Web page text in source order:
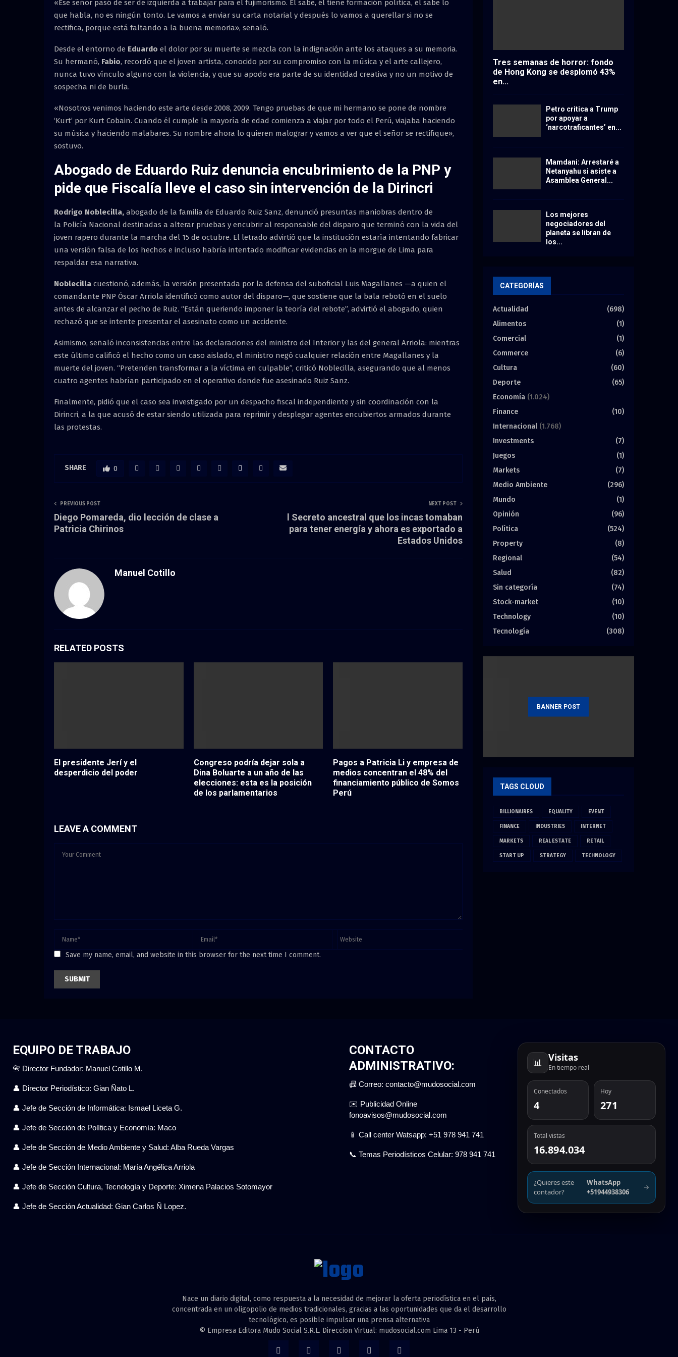
«Ese señor pasó de ser de izquierda a trabajar para el fujimorismo. Él sabe, él tiene formación política, él sabe lo
que habla, no es ningún tonto. Le vamos a enviar su carta notarial y después lo vamos a querellar si no se
rectifica, porque está faltando a la buena memoria», señaló.
Desde el entorno de Eduardo el dolor por su muerte se mezcla con la indignación ante los ataques a su memoria.
Su hermanó, Fabio, recordó que el joven artista, conocido por su compromiso con la música y el arte callejero,
nunca tuvo vínculo alguno con la violencia, y que su apodo era parte de su identidad creativa y no un motivo de
sospecha ni de burla.
«Nosotros venimos haciendo este arte desde 2008, 2009. Tengo pruebas de que mi hermano se pone de nombre
‘Kurt’ por Kurt Cobain. Cuando él cumple la mayoría de edad comienza a viajar por todo el Perú, viajaba haciendo
su música y haciendo malabares. Su nombre ahora lo quieren malograr y vamos a ver que el señor se rectifique»,
sostuvo.
Abogado de Eduardo Ruiz denuncia encubrimiento de la PNP y
pide que Fiscalía lleve el caso sin intervención de la Dirincri
Rodrigo Noblecilla, abogado de la familia de Eduardo Ruiz Sanz, denunció presuntas maniobras dentro de
la Policía Nacional destinadas a alterar pruebas y encubrir al responsable del disparo que terminó con la vida del
joven rapero durante la marcha del 15 de octubre. El letrado advirtió que la institución estaría intentando fabricar
una versión falsa de los hechos e incluso habría intentado modificar evidencias en la morgue de Lima para
respaldar esa narrativa.
Noblecilla cuestionó, además, la versión presentada por la defensa del suboficial Luis Magallanes —a quien el
comandante PNP Óscar Arriola identificó como autor del disparo—, que sostiene que la bala rebotó en el suelo
antes de alcanzar el pecho de Ruiz. “Están queriendo imponer la teoría del rebote”, advirtió el abogado, quien
rechazó que se intente presentar el asesinato como un accidente.
Asimismo, señaló inconsistencias entre las declaraciones del ministro del Interior y las del general Arriola: mientras
este último calificó el hecho como un caso aislado, el ministro negó cualquier relación entre Magallanes y la
muerte del joven. “Pretenden transformar a la víctima en culpable”, criticó Noblecilla, asegurando que al menos
cuatro agentes habrían participado en el operativo donde fue asesinado Ruiz Sanz.
Finalmente, pidió que el caso sea investigado por un despacho fiscal independiente y sin coordinación con la
Dirincri, a la que acusó de estar siendo utilizada para reprimir y desplegar agentes encubiertos armados durante
las protestas.
SHARE 0
PREVIOUS POST
Diego Pomareda, dio lección de clase a
Patricia Chirinos
NEXT POST
l Secreto ancestral que los incas tomaban
para tener energía y ahora es exportado a
Estados Unidos
Manuel Cotillo
RELATED POSTS
El presidente Jerí y el
desperdicio del poder
Congreso podría dejar sola a
Dina Boluarte a un año de las
elecciones: esta es la posición
de los parlamentarios
Pagos a Patricia Li y empresa de
medios concentran el 48% del
financiamiento público de Somos
Perú
LEAVE A COMMENT
Save my name, email, and website in this browser for the next time I comment.
Tres semanas de horror: fondo
de Hong Kong se desplomó 43%
en...
Petro critica a Trump
por apoyar a
‘narcotraficantes’ en...
Mamdani: Arrestaré a
Netanyahu si asiste a
Asamblea General...
Los mejores
negociadores del
planeta se libran de
los...
CATEGORÍAS
Actualidad
(698)
Alimentos
(1)
Comercial
(1)
Commerce
(6)
Cultura
(60)
Deporte
(65)
Economía (1.024)
Finance
(10)
Internacional (1.768)
Investments
(7)
Juegos
(1)
Markets
(7)
Medio Ambiente
(296)
Mundo
(1)
Opinión
(96)
Política
(524)
Property
(8)
Regional
(54)
Salud
(82)
Sin categoría
(74)
Stock-market
(10)
Technology
(10)
Tecnología
(308)
BANNER POST
TAGS CLOUD
BILLIONAIRES EQUALITY EVENT
FINANCE INDUSTRIES INTERNET
MARKETS REAL ESTATE RETAIL
START UP STRATEGY TECHNOLOGY
EQUIPO DE TRABAJO
📇 Director Fundador: Manuel Cotillo M.
👤 Director Periodístico: Gian Ñato L.
👤 Jefe de Sección de Informática: Ismael Liceta G.
👤 Jefe de Sección de Política y Economía: Maco
👤 Jefe de Sección de Medio Ambiente y Salud: Alba Rueda Vargas
👤 Jefe de Sección Internacional: María Angélica Arriola
👤 Jefe de Sección Cultura, Tecnología y Deporte: Ximena Palacios Sotomayor
👤 Jefe de Sección Actualidad: Gian Carlos Ñ Lopez.
CONTACTO
ADMINISTRATIVO:
📠 Correo: contacto@mudosocial.com
✉️ Publicidad Online
fonoavisos@mudosocial.com
📱 Call center Watsapp: +51 978 941 741
📞 Temas Periodísticos Celular: 978 941 741
📊 Visitas
En tiempo real
Conectados
4
Hoy
271
Total vistas
16.894.034
¿Quieres este
contador?
WhatsApp
+51944938306
→
Nace un diario digital, como respuesta a la necesidad de mejorar la oferta periodística en el país,
concentrada en un oligopolio de medios tradicionales, gracias a las oportunidades que da el desarrollo
tecnológico, es posible impulsar una prensa alternativa
© Empresa Editora Mudo Social S.R.L. Direccion Virtual: mudosocial.com Lima 13 - Perú